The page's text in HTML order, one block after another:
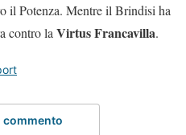
il Potenza. Mentre il Brindisi ha
contro laVirtus Francavilla.
commento